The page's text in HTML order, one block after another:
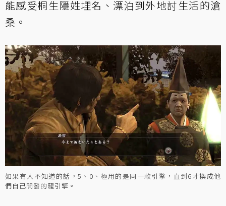
能感受桐生隱姓埋名、漂泊到外地討生活的滄
桑。
如果有人不知道的話，5、0、極用的是同一款引擎，直到6才換成他
們自己開發的龍引擎。